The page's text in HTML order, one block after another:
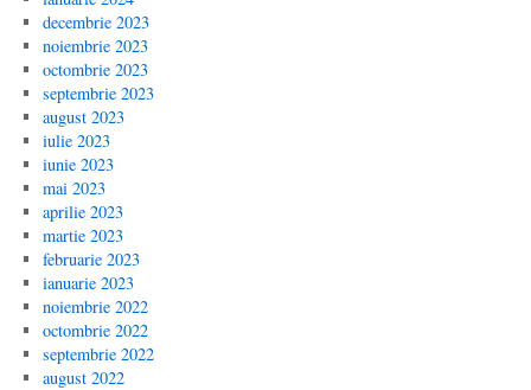
decembrie 2023
noiembrie 2023
octombrie 2023
septembrie 2023
august 2023
iulie 2023
iunie 2023
mai 2023
aprilie 2023
martie 2023
februarie 2023
ianuarie 2023
noiembrie 2022
octombrie 2022
septembrie 2022
august 2022